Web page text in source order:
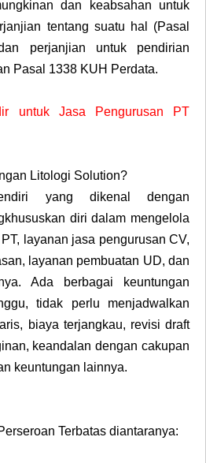
dan keabsahan untuk
tentang suatu hal (Pasal
perjanjian untuk pendirian
Pasal 1338 KUH Perdata.
untuk Jasa Pengurusan PT
Litologi Solution?
yang dikenal dengan
diri dalam mengelola
layanan jasa pengurusan CV,
layanan pembuatan UD, dan
Ada berbagai keuntungan
tidak perlu menjadwalkan
biaya terjangkau, revisi draft
keandalan dengan cakupan
keuntungan lainnya.
Terbatas diantaranya: